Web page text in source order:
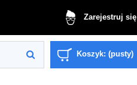
Zarejestruj się
Koszyk: (pusty)